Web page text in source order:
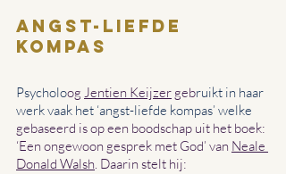
Angst-Liefde
kompas
Psycholoog Jentien Keijzer gebruikt in haar
werk vaak het ‘angst-liefde kompas’ welke
gebaseerd is op een boodschap uit het boek:
‘Een ongewoon gesprek met God’ van Neale
Donald Walsh. Daarin stelt hij: